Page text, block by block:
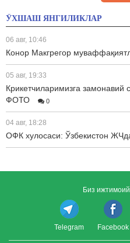
ЎХШАШ ЯНГИЛИКЛАР
06 авг, 10:46
Конор Макгрегор
05 авг, 19:33
Крикетчиларимизга
ФОТО
0
04 авг, 18:28
ОФК хулосаси: Ўзбекистон
Биз
Telegram Facebook